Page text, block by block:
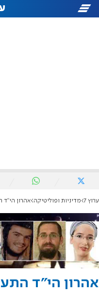
ערוץ 7 מדיניות ופוליטיקה אהרון הי"ד
אהרון הי"ד